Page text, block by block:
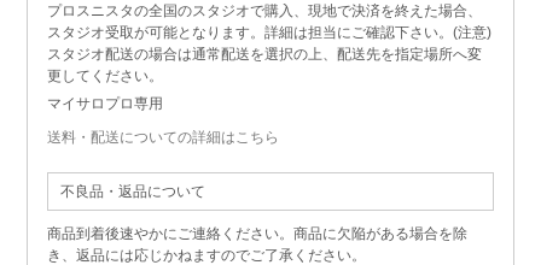
プロスニスタの全国のスタジオで購入、現地で決済を終えた場合、
スタジオ受取が可能となります。詳細は担当にご確認下さい。(注意)
スタジオ配送の場合は通常配送を選択の上、配送先を指定場所へ変
更してください。
マイサロプロ専用
送料・配送についての詳細はこちら
不良品・返品について
商品到着後速やかにご連絡ください。商品に欠陥がある場合を除
き、返品には応じかねますのでご了承ください。